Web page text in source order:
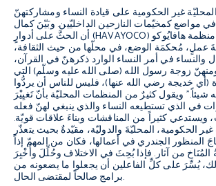
غير الحكومية على قيادة النساء ومشاركتهنّ
مواضع كمخيّمات النازحين الداخليّين. وبَيّنَ كمال
هافايُوكو(
HAVAYOCO
)أن الحثَّ على أدوارٍ
مُحكمَة الوضع، في محلّها من حيث الثقافة،
والنساء في أمر النساء الوارد ذكرهنّ في القرآن،
زوجة رسول الله (صلى الله عليه وسلّم)التي
(أي خديجة رضي الله عنها)، فليس للناس أن يردُّوا
شيئاً.” ويقول كثيرٌ من المنظمات المحليّة بأنّ تَغيِيْرَ
في الذي تستطيعه النساء والذي ينبغي لهنّ فعله
ويستدعي كثيراً من المناقشات وبناءَ علاقات قويّة.
الحكومية، المحليّةَ والدوليّة، مقيّدةٌ بحيث يتعذّر
المنظور الجندري في أعمالها، فكان من المهمّ إذاً
من آثار.فإذا بُحِثَ في الاختلاف وحُلِّلَ وأُخْبِرَ
يُسِّرَ على كلِّ الفاعلين أن يجعلوا ما يضعونه من
برامج صالحاً لمقتضى الحال.